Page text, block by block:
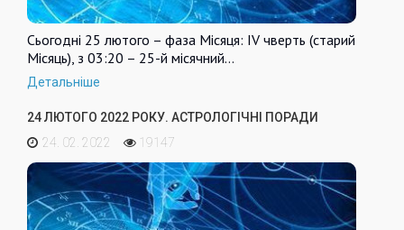
Сьогодні 25 лютого – фаза Місяця: IV чверть (старий
Місяць), з 03:20 – 25-й місячний…
Детальніше
24 ЛЮТОГО 2022 РОКУ. АСТРОЛОГІЧНІ ПОРАДИ
24. 02. 2022
19147